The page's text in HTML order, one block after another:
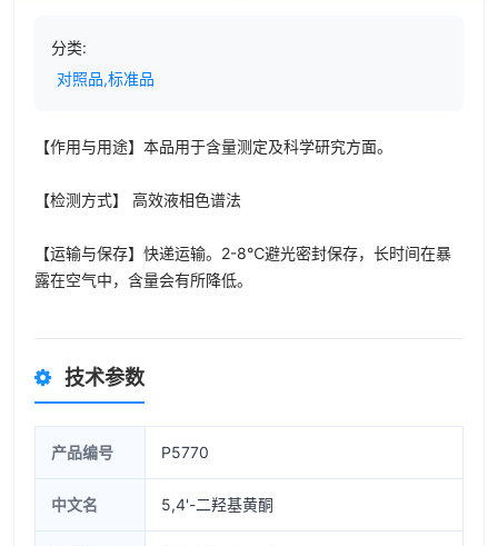
分类:
对照品,标准品
【作用与用途】本品用于含量测定及科学研究方面。
【检测方式】 高效液相色谱法
【运输与保存】快递运输。2-8℃避光密封保存，长时间在暴
露在空气中，含量会有所降低。
技术参数
产品编号 P5770
中文名 5,4'-二羟基黄酮